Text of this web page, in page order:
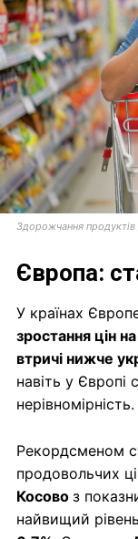
Здорожчання
Європа:
У країнах
зростання цін
втричі нижче
навіть у Європі
нерівномірність.
Рекордсменом
продовольчих
Косово з
найвищий